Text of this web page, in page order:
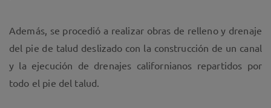
Además, se procedió a realizar obras de relleno y drenaje
del pie de talud deslizado con la construcción de un canal
y la ejecución de drenajes californianos repartidos por
todo el pie del talud.